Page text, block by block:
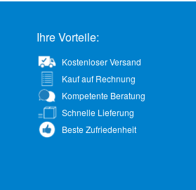
Ihre Vorteile:
Kostenloser Versand
Kauf auf Rechnung
Kompetente Beratung
Schnelle Lieferung
Beste Zufriedenheit